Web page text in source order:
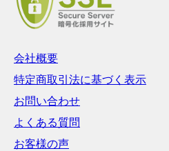
会社概要
特定商取引法に基づく表示
お問い合わせ
よくある質問
お客様の声